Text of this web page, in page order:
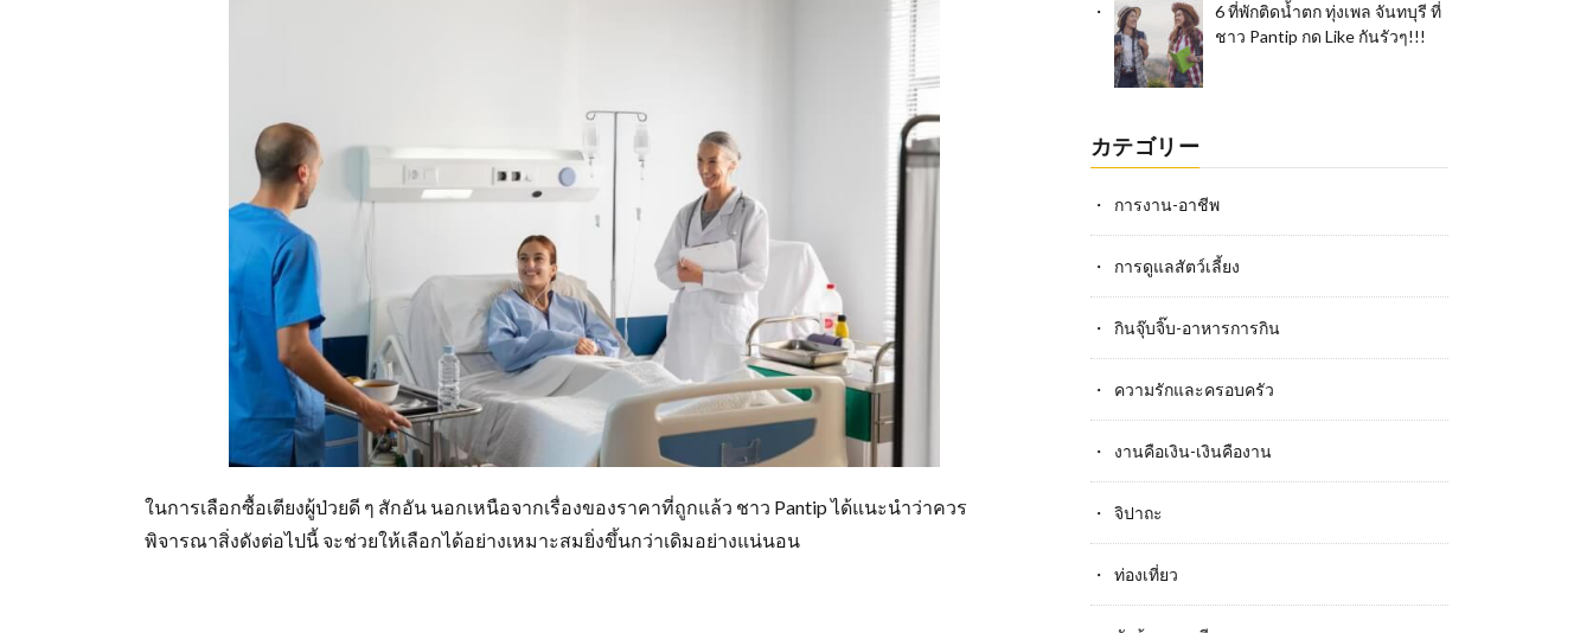
ในการเลือกซื้อเตียงผู้ป่วยดี ๆ สักอัน นอกเหนือจากเรื่องของราคาที่ถูกแล้ว ชาว Pantip ได้แนะนำว่าควร
พิจารณาสิ่งดังต่อไปนี้ จะช่วยให้เลือกได้อย่างเหมาะสมยิ่งขึ้นกว่าเดิมอย่างแน่นอน
6 ที่พักติดน้ำตก ทุ่งเพล จันทบุรี ที่
ชาว Pantip กด Like กันรัวๆ!!!
カテゴリー
การงาน-อาชีพ
การดูแลสัตว์เลี้ยง
กินจุ๊บจิ๊บ-อาหารการกิน
ความรักและครอบครัว
งานคือเงิน-เงินคืองาน
จิปาถะ
ท่องเที่ยว